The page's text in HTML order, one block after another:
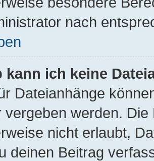
nach
kann ich keine
Dateianhänge
vergeben werden.
nicht erlaubt,
deinen Beitrag